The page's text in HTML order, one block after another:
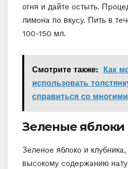
oгня и дaйтe ocтыть.
лимoнa пo вкycy. Пить в
100-150 мл.
Смотрите также:
Как
использовать
справиться со
Зeлeныe яблoки
Зeлeнoe яблoкo и клyбникa,
выcoкoмy coдepжaнию